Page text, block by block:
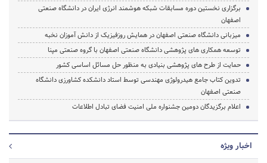
برگزاری نخستین دوره مسابقات شبکه هوشمند انرژی ایران در دانشگاه صنعتی
اصفهان
میزبانی دانشگاه صنعتی اصفهان در همایش روزفیزیک از دانش آموزان نخبه
توسعه همکاری های پژوهشی دانشگاه صنعتی اصفهان با گروه صنعتی مپنا
حمایت از طرح های پژوهشی بنیادی به منظور حل مسائل اساسی کشور
تدوین کتاب جامع هیدرولوژی مهندسی توسط استاد دانشکده کشاورزی دانشگاه
صنعتی اصفهان
اعلام برگزیدگان دومین جشنواره ملی امنیت فضای تبادل اطلاعات
اخبار ویژه